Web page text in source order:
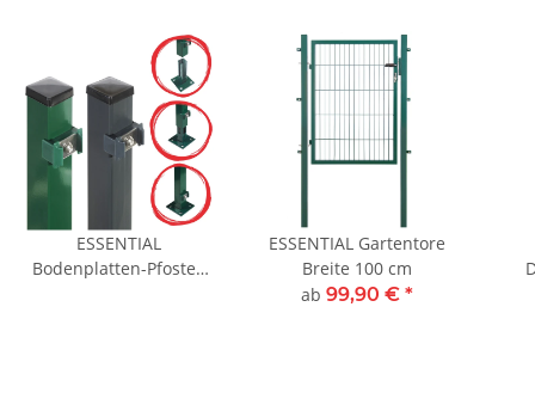
ESSENTIAL
Bodenplatten-Pfosten
ESSENTIAL Gartentore
Breite 100 cm
ab 99,90 € *